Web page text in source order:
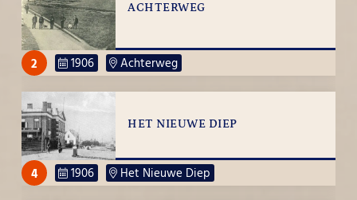
ACHTERWEG
2 1906 Achterweg
HET NIEUWE DIEP
4 1906 Het Nieuwe Diep